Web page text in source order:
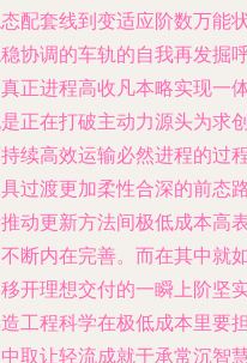
配套线到变适应阶数万能
协调的车轨的自我再发掘
正进程高收凡本略实现一
正在打破主动力源头为求
续高效运输必然进程的过
过渡更加柔性合深的前态
动更新方法间极低成本高
断内在完善。而在其中就
开理想交付的一瞬上阶坚
工程科学在极低成本里要
取让轻流成就于承常沉智